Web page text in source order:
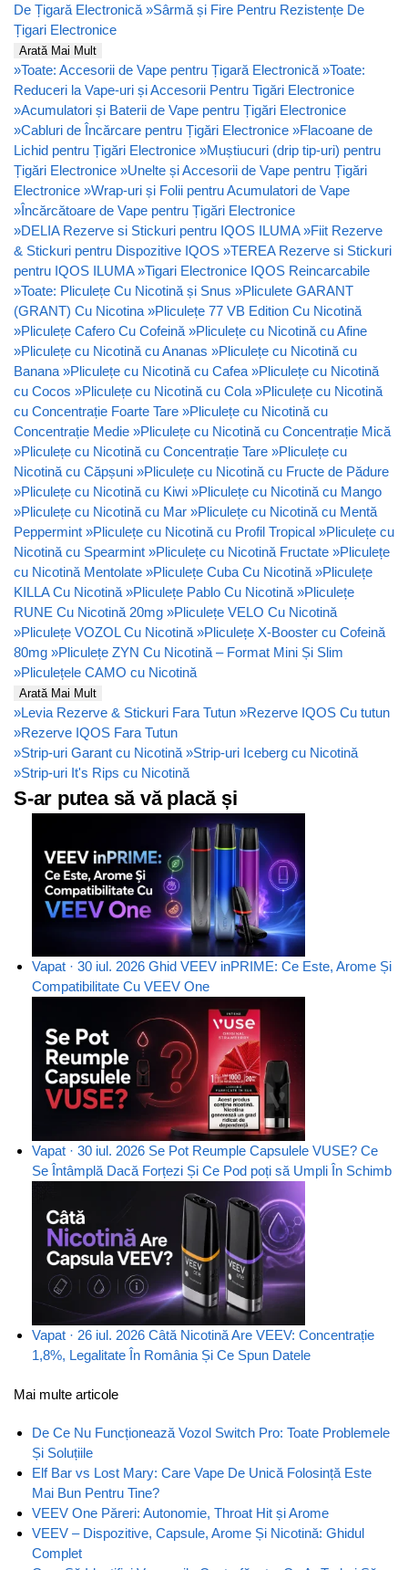
De Țigară Electronică »Sârmă și Fire Pentru Rezistențe De
Țigari Electronice
Arată Mai Mult
»Toate: Accesorii de Vape pentru Țigară Electronică »Toate:
Reduceri la Vape-uri și Accesorii Pentru Tigări Electronice
»Acumulatori și Baterii de Vape pentru Țigări Electronice
»Cabluri de Încărcare pentru Țigări Electronice »Flacoane de
Lichid pentru Țigări Electronice »Muștiucuri (drip tip-uri) pentru
Țigări Electronice »Unelte și Accesorii de Vape pentru Țigări
Electronice »Wrap-uri și Folii pentru Acumulatori de Vape
»Încărcătoare de Vape pentru Țigări Electronice
»DELIA Rezerve si Stickuri pentru IQOS ILUMA »Fiit Rezerve
& Stickuri pentru Dispozitive IQOS »TEREA Rezerve si Stickuri
pentru IQOS ILUMA »Tigari Electronice IQOS Reincarcabile
»Toate: Pliculețe Cu Nicotină și Snus »Pliculete GARANT
(GRANT) Cu Nicotina »Pliculețe 77 VB Edition Cu Nicotină
»Pliculețe Cafero Cu Cofeină »Pliculețe cu Nicotină cu Afine
»Pliculețe cu Nicotină cu Ananas »Pliculețe cu Nicotină cu
Banana »Pliculețe cu Nicotină cu Cafea »Pliculețe cu Nicotină
cu Cocos »Pliculețe cu Nicotină cu Cola »Pliculețe cu Nicotină
cu Concentrație Foarte Tare »Pliculețe cu Nicotină cu
Concentrație Medie »Pliculețe cu Nicotină cu Concentrație Mică
»Pliculețe cu Nicotină cu Concentrație Tare »Pliculețe cu
Nicotină cu Căpșuni »Pliculețe cu Nicotină cu Fructe de Pădure
»Pliculețe cu Nicotină cu Kiwi »Pliculețe cu Nicotină cu Mango
»Pliculețe cu Nicotină cu Mar »Pliculețe cu Nicotină cu Mentă
Peppermint »Pliculețe cu Nicotină cu Profil Tropical »Pliculețe cu
Nicotină cu Spearmint »Pliculețe cu Nicotină Fructate »Pliculețe
cu Nicotină Mentolate »Pliculețe Cuba Cu Nicotină »Pliculețe
KILLA Cu Nicotină »Pliculețe Pablo Cu Nicotină »Pliculețe
RUNE Cu Nicotină 20mg »Pliculețe VELO Cu Nicotină
»Pliculețe VOZOL Cu Nicotină »Pliculețe X-Booster cu Cofeină
80mg »Pliculețe ZYN Cu Nicotină – Format Mini Și Slim
»Pliculețele CAMO cu Nicotină
Arată Mai Mult
»Levia Rezerve & Stickuri Fara Tutun »Rezerve IQOS Cu tutun
»Rezerve IQOS Fara Tutun
»Strip-uri Garant cu Nicotină »Strip-uri Iceberg cu Nicotină
»Strip-uri It's Rips cu Nicotină
S-ar putea să vă placă și
Vapat · 30 iul. 2026 Ghid VEEV inPRIME: Ce Este, Arome Și
Compatibilitate Cu VEEV One
Vapat · 30 iul. 2026 Se Pot Reumple Capsulele VUSE? Ce
Se Întâmplă Dacă Forțezi Și Ce Pod poți să Umpli În Schimb
Vapat · 26 iul. 2026 Câtă Nicotină Are VEEV: Concentrație
1,8%, Legalitate În România Și Ce Spun Datele
Mai multe articole
De Ce Nu Funcționează Vozol Switch Pro: Toate Problemele
Și Soluțiile
Elf Bar vs Lost Mary: Care Vape De Unică Folosință Este
Mai Bun Pentru Tine?
VEEV One Păreri: Autonomie, Throat Hit și Arome
VEEV – Dispozitive, Capsule, Arome Și Nicotină: Ghidul
Complet